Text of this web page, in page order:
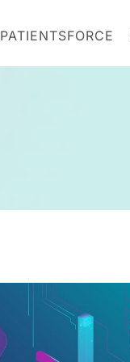
PATIENTSFORCE